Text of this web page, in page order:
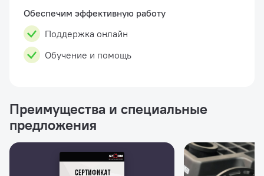
Обеспечим эффективную работу
Поддержка онлайн
Обучение и помощь
Преимущества и специальные
предложения